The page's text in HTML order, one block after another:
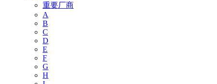
重要厂商
A
B
C
D
E
F
G
H